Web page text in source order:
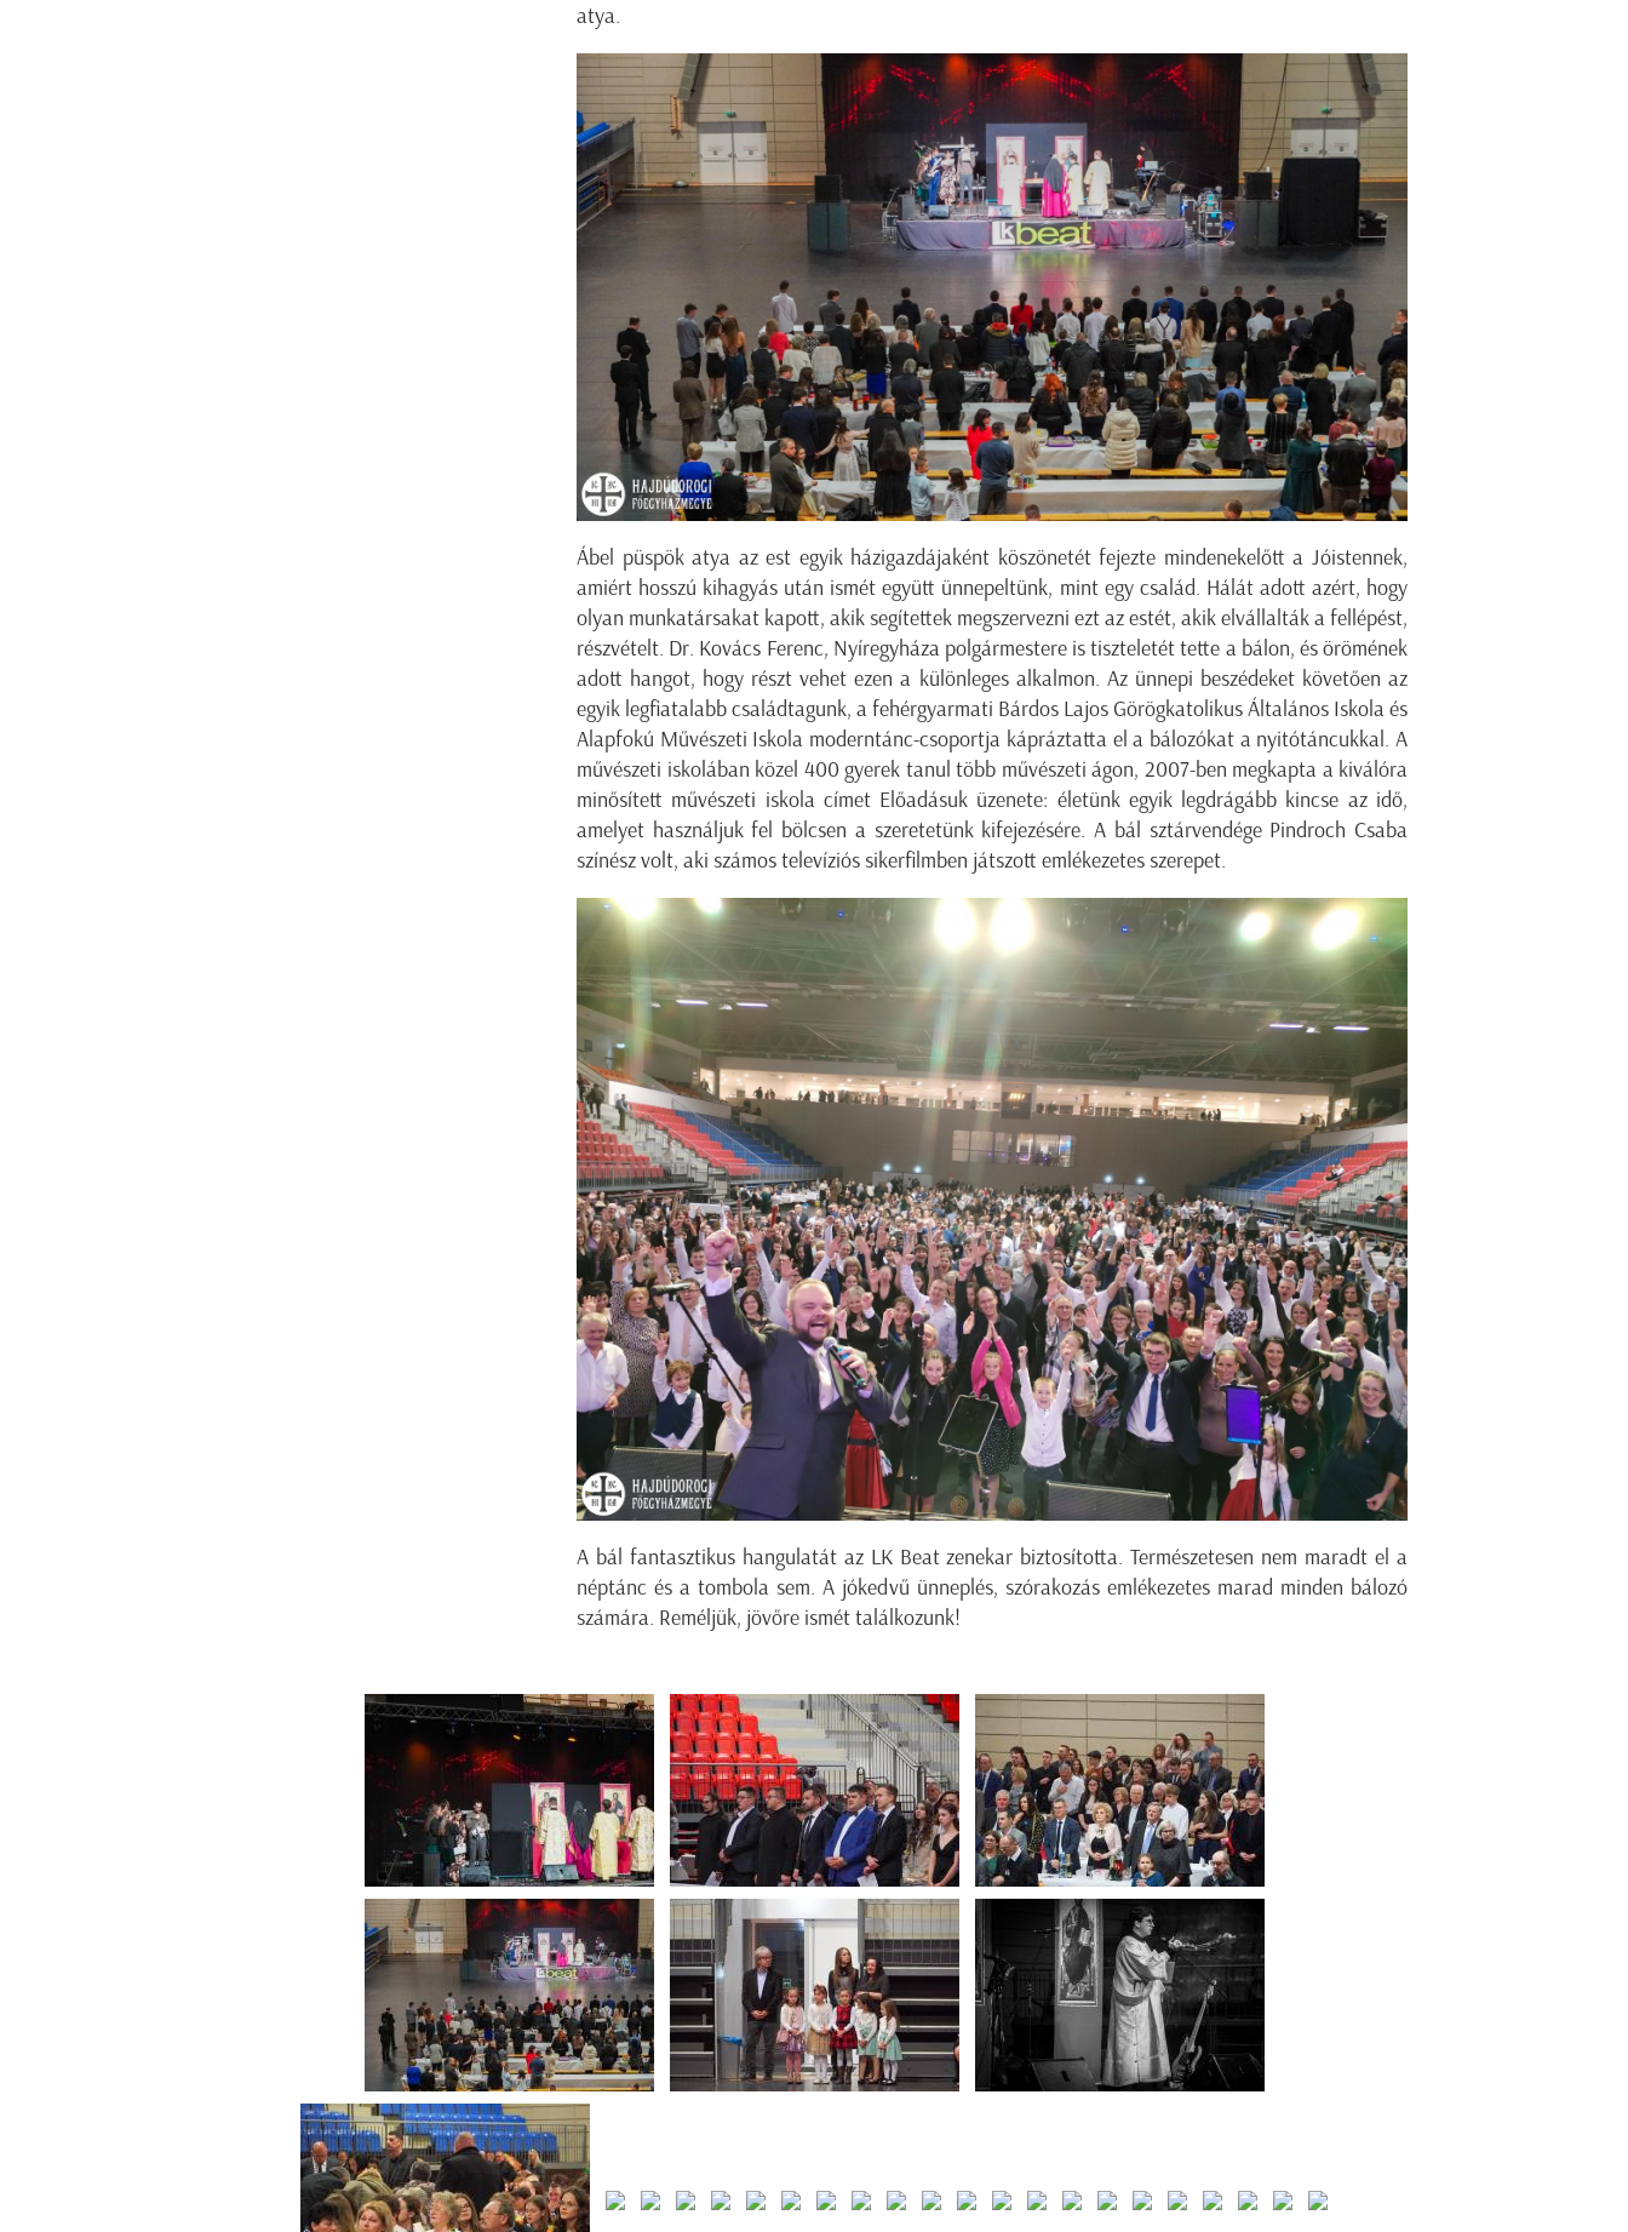
atya.
Ábel püspök atya az est egyik házigazdájaként köszönetét fejezte mindenekelőtt a Jóistennek,
amiért hosszú kihagyás után ismét együtt ünnepeltünk, mint egy család. Hálát adott azért, hogy
olyan munkatársakat kapott, akik segítettek megszervezni ezt az estét, akik elvállalták a fellépést,
részvételt. Dr. Kovács Ferenc, Nyíregyháza polgármestere is tiszteletét tette a bálon, és örömének
adott hangot, hogy részt vehet ezen a különleges alkalmon. Az ünnepi beszédeket követően az
egyik legfiatalabb családtagunk, a fehérgyarmati Bárdos Lajos Görögkatolikus Általános Iskola és
Alapfokú Művészeti Iskola moderntánc-csoportja kápráztatta el a bálozókat a nyitótáncukkal. A
művészeti iskolában közel 400 gyerek tanul több művészeti ágon, 2007-ben megkapta a kiválóra
minősített művészeti iskola címet Előadásuk üzenete: életünk egyik legdrágább kincse az idő,
amelyet használjuk fel bölcsen a szeretetünk kifejezésére. A bál sztárvendége Pindroch Csaba
színész volt, aki számos televíziós sikerfilmben játszott emlékezetes szerepet.
A bál fantasztikus hangulatát az LK Beat zenekar biztosította. Természetesen nem maradt el a
néptánc és a tombola sem. A jókedvű ünneplés, szórakozás emlékezetes marad minden bálozó
számára. Reméljük, jövőre ismét találkozunk!